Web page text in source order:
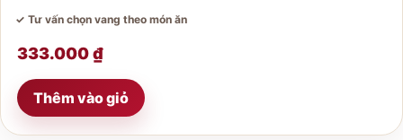
✓ Tư vấn chọn vang theo món ăn
333.000₫
Thêm vào giỏ